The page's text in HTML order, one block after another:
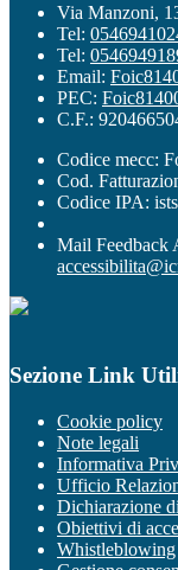
Via Manzoni,
Tel:
Tel:
Email:
PEC:
C.F.:
Codice mecc:
Cod.
Codice IPA:
Mail Feedback
Sezione Link
Cookie policy
Note legali
Informativa
Ufficio
Dichiarazione
Obiettivi di
Whistleblowing